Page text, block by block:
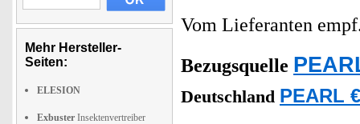
Mehr Hersteller-
Seiten:
ELESION
Exbuster Insektenvertreiber
Vom Lieferanten
Bezugsquelle
Deutschland PEARL